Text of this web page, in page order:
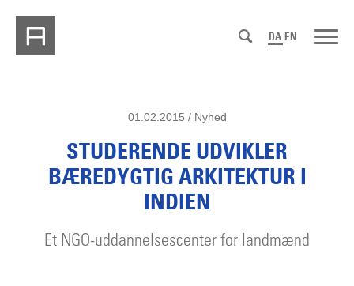
DA EN
01.02.2015 / Nyhed
STUDERENDE UDVIKLER
BÆREDYGTIG ARKITEKTUR I
INDIEN
Et NGO-uddannelsescenter for landmænd